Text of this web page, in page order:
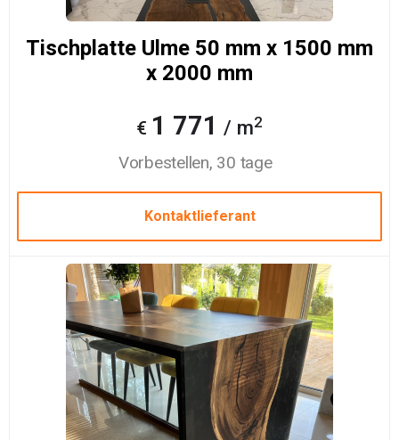
Tischplatte Ulme 50 mm x 1500 mm
x 2000 mm
€ 1 771 / m2
Vorbestellen, 30 tage
Kontaktlieferant